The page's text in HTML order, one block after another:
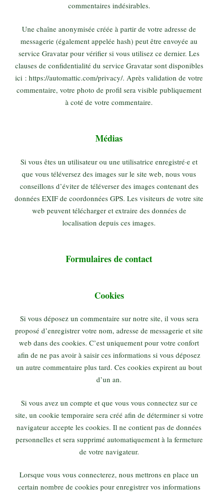
commentaires indésirables.
Une chaîne anonymisée créée à partir de votre adresse de
messagerie (également appelée hash) peut être envoyée au
service Gravatar pour vérifier si vous utilisez ce dernier. Les
clauses de confidentialité du service Gravatar sont disponibles
ici : https://automattic.com/privacy/. Après validation de votre
commentaire, votre photo de profil sera visible publiquement
à coté de votre commentaire.
Médias
Si vous êtes un utilisateur ou une utilisatrice enregistré·e et
que vous téléversez des images sur le site web, nous vous
conseillons d’éviter de téléverser des images contenant des
données EXIF de coordonnées GPS. Les visiteurs de votre site
web peuvent télécharger et extraire des données de
localisation depuis ces images.
Formulaires de contact
Cookies
Si vous déposez un commentaire sur notre site, il vous sera
proposé d’enregistrer votre nom, adresse de messagerie et site
web dans des cookies. C’est uniquement pour votre confort
afin de ne pas avoir à saisir ces informations si vous déposez
un autre commentaire plus tard. Ces cookies expirent au bout
d’un an.
Si vous avez un compte et que vous vous connectez sur ce
site, un cookie temporaire sera créé afin de déterminer si votre
navigateur accepte les cookies. Il ne contient pas de données
personnelles et sera supprimé automatiquement à la fermeture
de votre navigateur.
Lorsque vous vous connecterez, nous mettrons en place un
certain nombre de cookies pour enregistrer vos informations